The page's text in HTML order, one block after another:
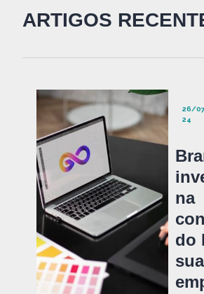
ARTIGOS
26/
24
na
do
sua